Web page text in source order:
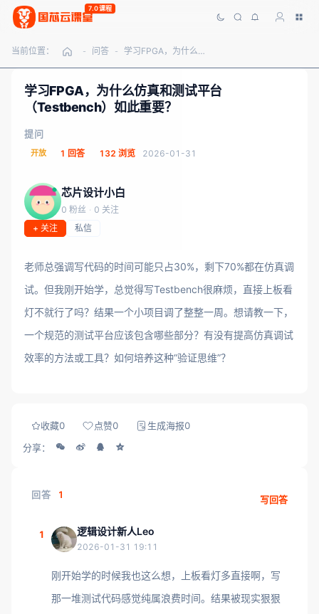
7.0课程
当前位置： - 问答 - 学习FPGA，为什么仿真和测试平台（Testbench）如此重要？
学习FPGA，为什么仿真和测试平台
（Testbench）如此重要？
提问
开放 1 回答 132 浏览 2026-01-31
芯片设计小白
0 粉丝 · 0 关注
+ 关注
私信
老师总强调写代码的时间可能只占30%，剩下70%都在仿真调
试。但我刚开始学，总觉得写Testbench很麻烦，直接上板看
灯不就行了吗？结果一个小项目调了整整一周。想请教一下，
一个规范的测试平台应该包含哪些部分？有没有提高仿真调试
效率的方法或工具？如何培养这种“验证思维”？
收藏0 点赞0 生成海报0
分享：
回答 1 写回答
1 逻辑设计新人Leo
2026-01-31 19:11
刚开始学的时候我也这么想，上板看灯多直接啊，写
那一堆测试代码感觉纯属浪费时间。结果被现实狠狠